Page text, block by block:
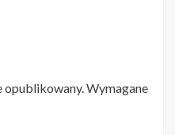
opublikowany. Wymagane